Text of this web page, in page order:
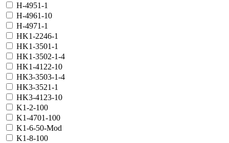
H-4951-1
H-4961-10
H-4971-1
HK1-2246-1
HK1-3501-1
HK1-3502-1-4
HK1-4122-10
HK3-3503-1-4
HK3-3521-1
HK3-4123-10
K1-2-100
K1-4701-100
K1-6-50-Mod
K1-8-100